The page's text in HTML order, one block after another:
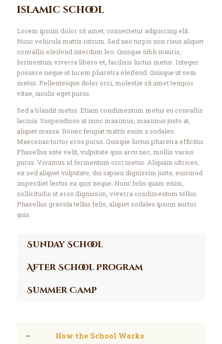
islamic school
Lorem ipsum dolor sit amet, consectetur adipiscing elit.
Nunc vehicula mattis rutrum. Sed nec turpis non risus aliquet
convallis eleifend interdum leo. Quisque nibh mauris,
fermentum viverra libero et, facilisis luctus metus. Integer
posuere neque ut lorem pharetra eleifend. Quisque ut sem
metus. Pellentesque dolor orci, molestie sit amet tempor
vitae, iaculis eget purus.
Sed a blandit metus. Etiam condimentum metus eu convallis
lacinia. Suspendisse at nunc maximus, maximus justo at,
aliquet massa. Donec feugiat mattis enim a sodales.
Maecenas tortor eros purus. Quisque luctus pharetra efficitur.
Phasellus ante velit, vulputate quis arcu nec, mollis varius
purus. Vivamus id fermentum orci metus. Aliquam ultrices,
ex sed aliquet vulputate, dui sapien dignissim justo, euismod
imperdiet lectus ex quis neque. Nunc felis quam enim,
sollicitudin ut eros dignissim, viverra condimentum tellus.
Phasellus gravida tellus felis, aliquet sodales ipsum auctor
quis.
Sunday School
After School Program
Summer Camp
How the School Works